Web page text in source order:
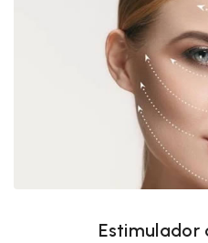
Estimulador